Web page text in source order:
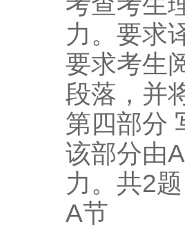
力。要求
要求考生
段落，并
第四部分
该部分由
力。共2
A节